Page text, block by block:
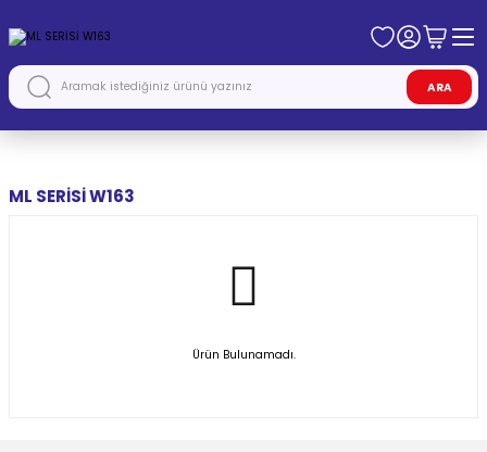
ARA
ML SERİSİ W163
Ürün Bulunamadı.